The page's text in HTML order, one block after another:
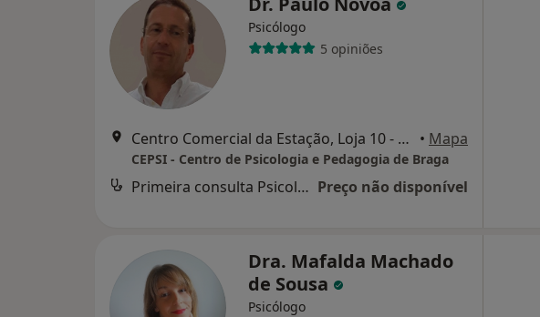
Psicólogo
5 opiniões
Centro Comercial da Estação, Loja 10 - Largo da Estação, Braga • Mapa
CEPSI - Centro de Psicologia e Pedagogia de Braga
Primeira consulta Psicologia Preço não disponível
Dra. Mafalda Machado
de Sousa
Psicólogo